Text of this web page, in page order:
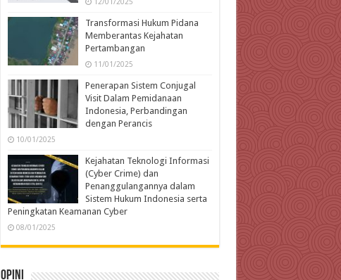
Transformasi Hukum Pidana
Memberantas Kejahatan
Pertambangan
11/01/2025
Penerapan Sistem Conjugal
Visit Dalam Pemidanaan
Indonesia, Perbandingan
dengan Perancis
10/01/2025
Kejahatan Teknologi Informasi
(Cyber Crime) dan
Penanggulangannya dalam
Sistem Hukum Indonesia serta
Peningkatan Keamanan Cyber
08/01/2025
Opini